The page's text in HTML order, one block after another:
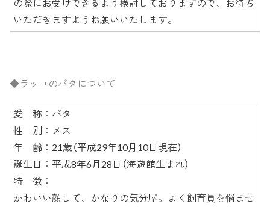
の際にお受けできるよう検討しておりますので、お待ち
いただきますようお願いいたします。
◆ラッコのパタについて
愛 称：パタ
性 別：メス
年 齢：21歳（平成29年10月10日現在）
誕生日：平成8年6月28日（海遊館生まれ）
特 徴：
かわいい顔して、かなりの気分屋。よく飼育員を悩ませ